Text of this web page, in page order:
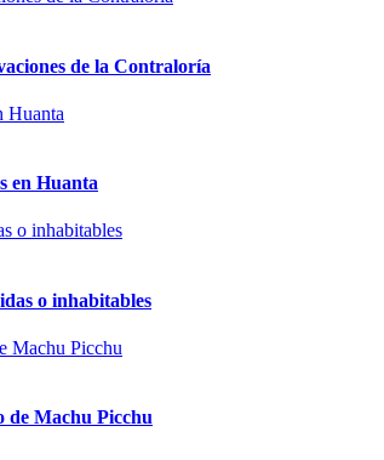
de la Contraloría
en Huanta
o inhabitables
de Machu Picchu